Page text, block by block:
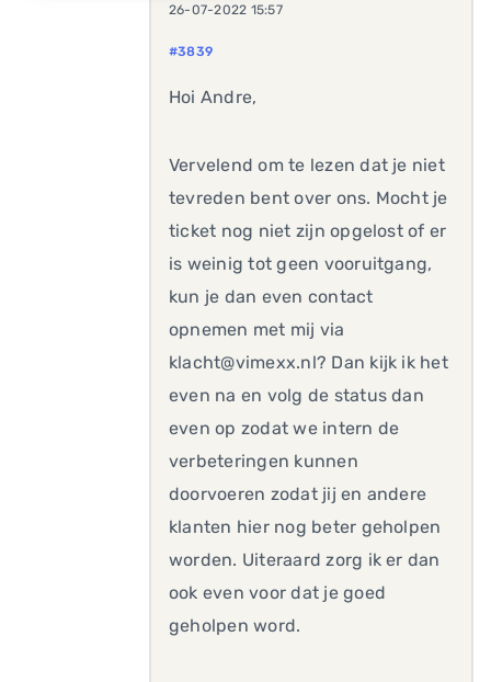
26-07-2022 15:57
#3839
Hoi Andre,
Vervelend om te lezen dat je niet
tevreden bent over ons. Mocht je
ticket nog niet zijn opgelost of er
is weinig tot geen vooruitgang,
kun je dan even contact
opnemen met mij via
klacht@vimexx.nl? Dan kijk ik het
even na en volg de status dan
even op zodat we intern de
verbeteringen kunnen
doorvoeren zodat jij en andere
klanten hier nog beter geholpen
worden. Uiteraard zorg ik er dan
ook even voor dat je goed
geholpen word.